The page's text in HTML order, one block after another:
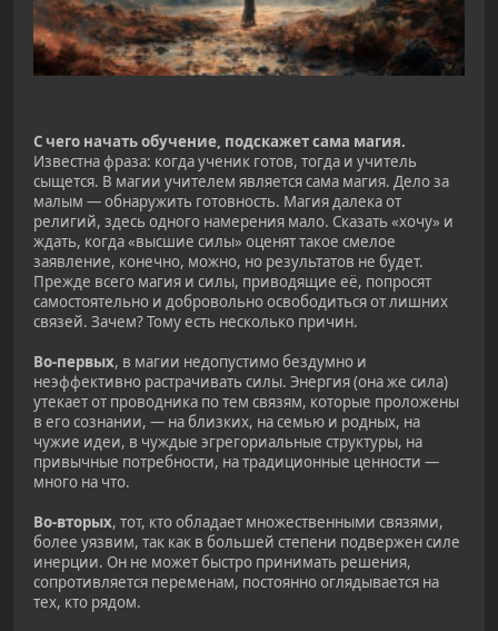
С чего начать обучение, подскажет сама магия.
Известна фраза: когда ученик готов, тогда и учитель
сыщется. В магии учителем является сама магия. Дело за
малым — обнаружить готовность. Магия далека от
религий, здесь одного намерения мало. Сказать «хочу» и
ждать, когда «высшие силы» оценят такое смелое
заявление, конечно, можно, но результатов не будет.
Прежде всего магия и силы, приводящие её, попросят
самостоятельно и добровольно освободиться от лишних
связей. Зачем? Тому есть несколько причин.
Во-первых, в магии недопустимо бездумно и
неэффективно растрачивать силы. Энергия (она же сила)
утекает от проводника по тем связям, которые проложены
в его сознании, — на близких, на семью и родных, на
чужие идеи, в чуждые эгрегориальные структуры, на
привычные потребности, на традиционные ценности —
много на что.
Во-вторых, тот, кто обладает множественными связями,
более уязвим, так как в большей степени подвержен силе
инерции. Он не может быстро принимать решения,
сопротивляется переменам, постоянно оглядывается на
тех, кто рядом.